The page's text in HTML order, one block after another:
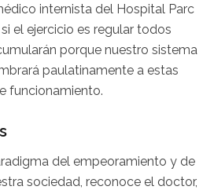
internista del Hospital Parc
el ejercicio es regular todos
porque nuestro sistema
paulatinamente a estas
funcionamiento.
del empeoramiento y de
sociedad, reconoce el doctor,